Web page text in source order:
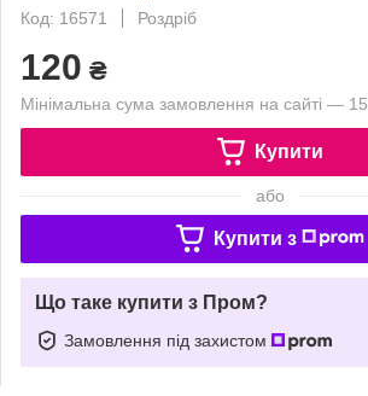
Код: 16571
Роздріб
120 ₴
Мінімальна сума замовлення на сайті —
Купити
або
Купити з
Що таке купити з Пром?
Замовлення під захистом